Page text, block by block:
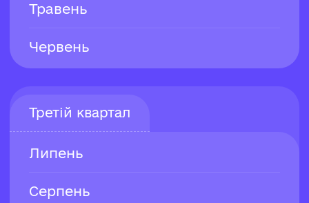
Травень
Червень
Третій квартал
Липень
Серпень